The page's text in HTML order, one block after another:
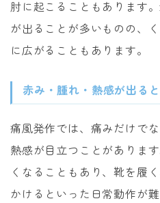
肘に起こることもあります
が出ることが多いものの、
に広がることもあります。
赤み・腫れ・熱感が出る
痛風発作では、痛みだけで
熱感が目立つことがありま
くなることもあり、靴を履
かけるといった日常動作が